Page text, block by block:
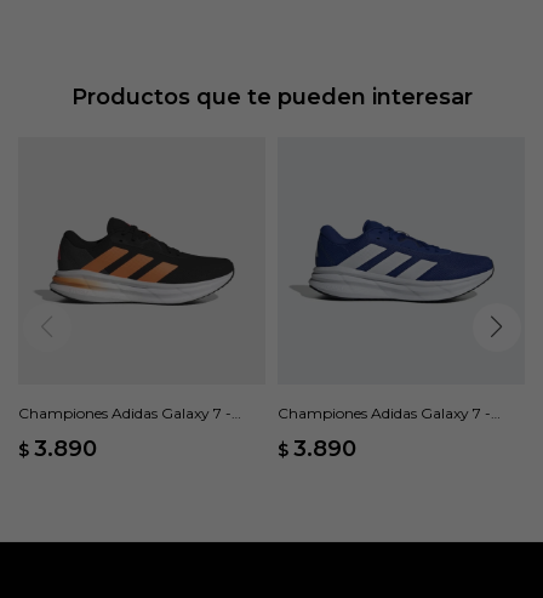
Productos que te pueden interesar
Championes Adidas Galaxy 7 -
$ 3.890
Championes Adidas Galaxy 7 -
$ 3.890